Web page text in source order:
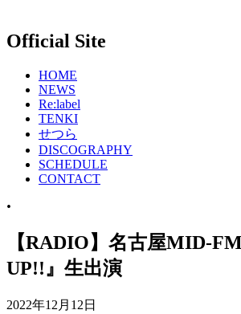
Official Site
HOME
NEWS
Re:label
TENKI
せつら
DISCOGRAPHY
SCHEDULE
CONTACT
•
【RADIO】名古屋MID-
UP!!』生出演
2022年12月12日